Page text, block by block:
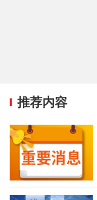
推荐内容